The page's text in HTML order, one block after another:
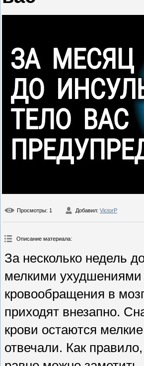
Просмотры: 1 Добавил: VictorP
Описание материала:
За несколько недель
мелкими ухудшениями
кровообращения в
приходят внезапно.
крови остаются
отвечали. Как